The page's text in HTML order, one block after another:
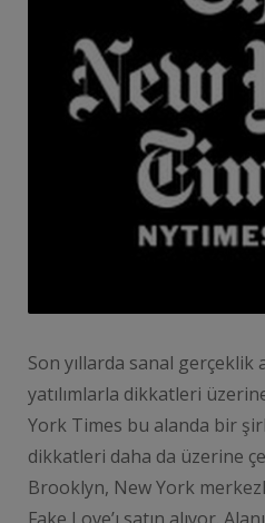
Son yıllarda sanal gerçeklik
yatılımlarla dikkatleri
York Times bu alanda bir
dikkatleri daha da üzerine
Brooklyn, New York